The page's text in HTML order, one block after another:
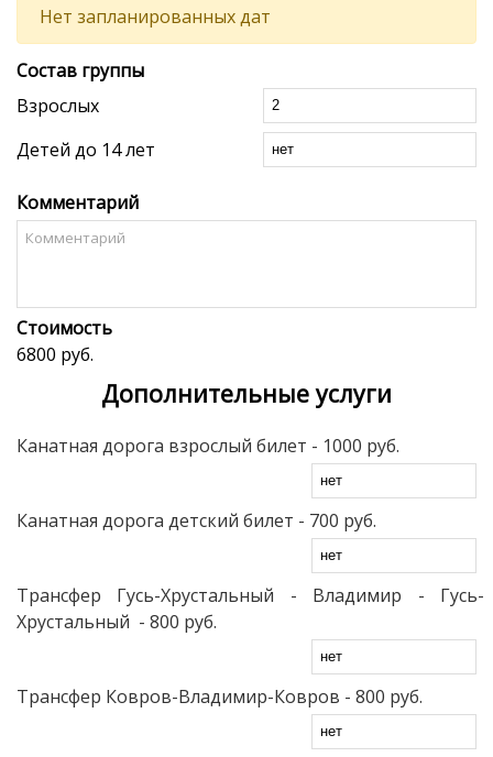
Нет запланированных дат
Состав группы
Взрослых
Детей до 14 лет
Комментарий
Стоимость
6800 руб.
Дополнительные услуги
Канатная дорога взрослый билет - 1000 руб.
Канатная дорога детский билет - 700 руб.
Трансфер Гусь-Хрустальный - Владимир - Гусь-
Хрустальный - 800 руб.
Трансфер Ковров-Владимир-Ковров - 800 руб.